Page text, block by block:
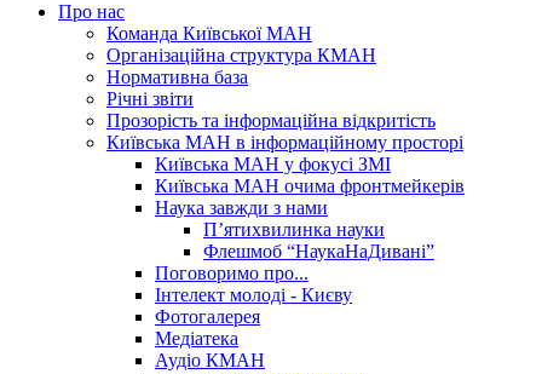
Про нас
Команда Київської МАН
Організаційна структура КМАН
Нормативна база
Річні звіти
Прозорість та інформаційна відкритість
Київська МАН в інформаційному просторі
Київська МАН у фокусі ЗМІ
Київська МАН очима фронтмейкерів
Наука завжди з нами
П’ятихвилинка науки
Флешмоб “НаукаНаДивані”
Поговоримо про...
Інтелект молоді - Києву
Фотогалерея
Медіатека
Аудіо КМАН